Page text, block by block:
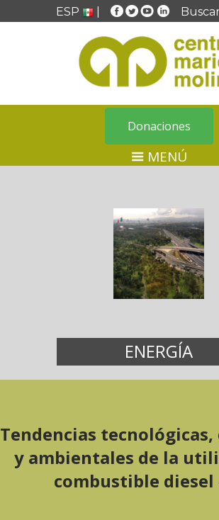
ESP
Donaciones
MENÚ
ENERGÍA
Tendencias
y ambientales de la
combustible diesel